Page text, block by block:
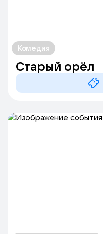
Комедия
Старый орёл